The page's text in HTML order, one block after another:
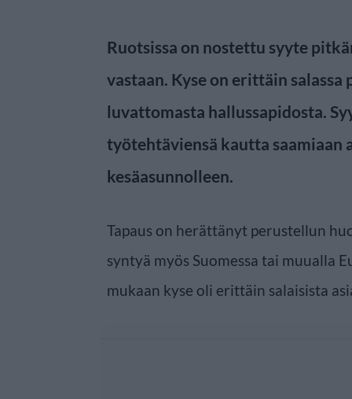
Ruotsissa on nostettu syyte
vastaan. Kyse on erittäin
luvattomasta hallussapidosta.
työtehtäviensä kautta saamiaan
kesäasunnolleen.
Tapaus on herättänyt perustellun
syntyä myös Suomessa tai muualla
mukaan kyse oli erittäin salaisista